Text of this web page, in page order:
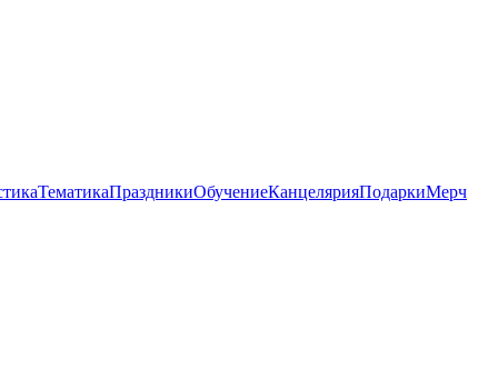
ТематикаПраздникиОбучениеКанцелярияПодаркиМерч